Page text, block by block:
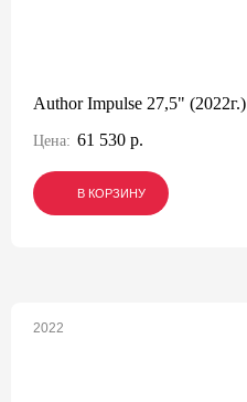
Author Impulse 27,5" (2022г.)
Цена: 61 530 р.
В КОРЗИНУ
В КОРЗИНУ
В КОРЗИНУ
2022